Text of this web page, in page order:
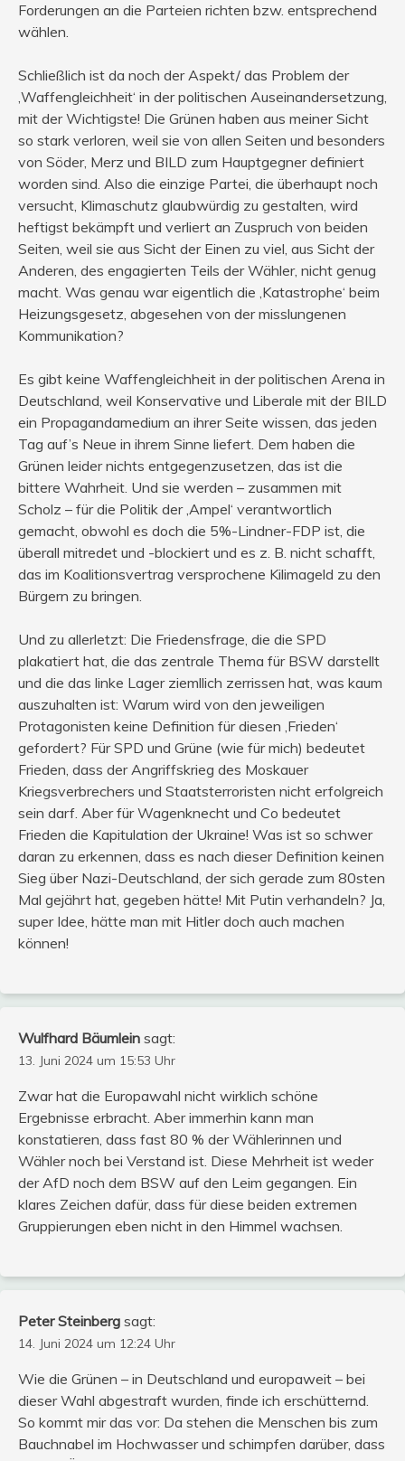
Forderungen an die Parteien richten bzw. entsprechend
wählen.
Schließlich ist da noch der Aspekt/ das Problem der
‚Waffengleichheit‘ in der politischen Auseinandersetzung,
mit der Wichtigste! Die Grünen haben aus meiner Sicht
so stark verloren, weil sie von allen Seiten und besonders
von Söder, Merz und BILD zum Hauptgegner definiert
worden sind. Also die einzige Partei, die überhaupt noch
versucht, Klimaschutz glaubwürdig zu gestalten, wird
heftigst bekämpft und verliert an Zuspruch von beiden
Seiten, weil sie aus Sicht der Einen zu viel, aus Sicht der
Anderen, des engagierten Teils der Wähler, nicht genug
macht. Was genau war eigentlich die ‚Katastrophe‘ beim
Heizungsgesetz, abgesehen von der misslungenen
Kommunikation?
Es gibt keine Waffengleichheit in der politischen Arena in
Deutschland, weil Konservative und Liberale mit der BILD
ein Propagandamedium an ihrer Seite wissen, das jeden
Tag auf’s Neue in ihrem Sinne liefert. Dem haben die
Grünen leider nichts entgegenzusetzen, das ist die
bittere Wahrheit. Und sie werden – zusammen mit
Scholz – für die Politik der ‚Ampel‘ verantwortlich
gemacht, obwohl es doch die 5%-Lindner-FDP ist, die
überall mitredet und -blockiert und es z. B. nicht schafft,
das im Koalitionsvertrag versprochene Kilimageld zu den
Bürgern zu bringen.
Und zu allerletzt: Die Friedensfrage, die die SPD
plakatiert hat, die das zentrale Thema für BSW darstellt
und die das linke Lager ziemllich zerrissen hat, was kaum
auszuhalten ist: Warum wird von den jeweiligen
Protagonisten keine Definition für diesen ‚Frieden‘
gefordert? Für SPD und Grüne (wie für mich) bedeutet
Frieden, dass der Angriffskrieg des Moskauer
Kriegsverbrechers und Staatsterroristen nicht erfolgreich
sein darf. Aber für Wagenknecht und Co bedeutet
Frieden die Kapitulation der Ukraine! Was ist so schwer
daran zu erkennen, dass es nach dieser Definition keinen
Sieg über Nazi-Deutschland, der sich gerade zum 80sten
Mal gejährt hat, gegeben hätte! Mit Putin verhandeln? Ja,
super Idee, hätte man mit Hitler doch auch machen
können!
Wulfhard Bäumlein sagt:
13. Juni 2024 um 15:53 Uhr
Zwar hat die Europawahl nicht wirklich schöne
Ergebnisse erbracht. Aber immerhin kann man
konstatieren, dass fast 80 % der Wählerinnen und
Wähler noch bei Verstand ist. Diese Mehrheit ist weder
der AfD noch dem BSW auf den Leim gegangen. Ein
klares Zeichen dafür, dass für diese beiden extremen
Gruppierungen eben nicht in den Himmel wachsen.
Peter Steinberg sagt:
14. Juni 2024 um 12:24 Uhr
Wie die Grünen – in Deutschland und europaweit – bei
dieser Wahl abgestraft wurden, finde ich erschütternd.
So kommt mir das vor: Da stehen die Menschen bis zum
Bauchnabel im Hochwasser und schimpfen darüber, dass